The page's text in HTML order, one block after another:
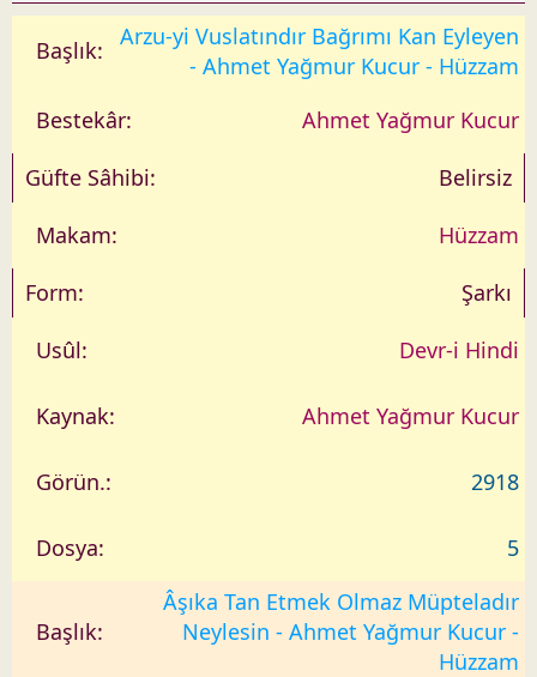
Arzu-yi Vuslatındır Bağrımı Kan Eyleyen
- Ahmet Yağmur Kucur - Hüzzam
Ahmet Yağmur Kucur
Belirsiz
Hüzzam
Şarkı
Devr-i Hindi
Ahmet Yağmur Kucur
2918
5
Âşıka Tan Etmek Olmaz Müpteladır
Neylesin - Ahmet Yağmur Kucur -
Hüzzam